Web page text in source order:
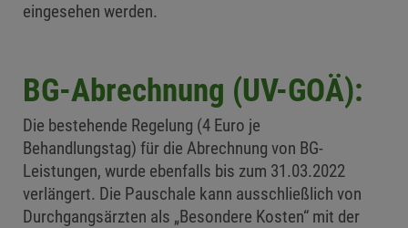
eingesehen werden.
BG-Abrechnung (UV-GOÄ):
Die bestehende Regelung (4 Euro je
Behandlungstag) für die Abrechnung von BG-
Leistungen, wurde ebenfalls bis zum 31.03.2022
verlängert. Die Pauschale kann ausschließlich von
Durchgangsärzten als „Besondere Kosten“ mit der